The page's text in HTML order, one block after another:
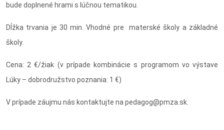
bude doplnené hrami s lúčnou tematikou.
Dĺžka trvania je 30 min. Vhodné pre materské školy a základné
školy.
Cena: 2 €/žiak (v prípade kombinácie s programom vo výstave
Lúky – dobrodružstvo poznania: 1 €)
V prípade záujmu nás kontaktujte na pedagog@pmza.sk.